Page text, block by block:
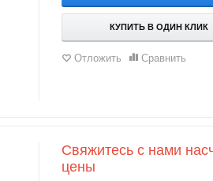
КУПИТЬ В ОДИН КЛИК
Отложить Сравнить
Свяжитесь с нами
цены